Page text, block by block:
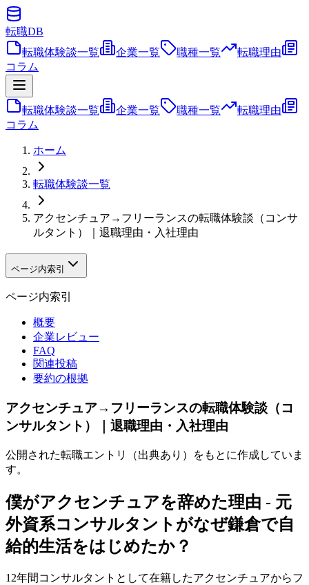
転職DB
転職体験談一覧
企業一覧 職種一覧
転職理由
コラム
転職体験談一覧 企業一覧 職種一覧
転職理由
コラム
ホーム
転職体験談一覧
アクセンチュア→フリーランスの転職体験談（コンサ
ルタント）｜退職理由・入社理由
ページ内索引
ページ内索引
概要
企業レビュー
FAQ
関連投稿
要約の根拠
アクセンチュア→フリーランスの転職体験談（コ
ンサルタント）｜退職理由・入社理由
公開された転職エントリ（出典あり）をもとに作成していま
す。
僕がアクセンチュアを辞めた理由 - 元
外資系コンサルタントがなぜ鎌倉で自
給的生活をはじめたか？
12年間コンサルタントとして在籍したアクセンチュアからフ